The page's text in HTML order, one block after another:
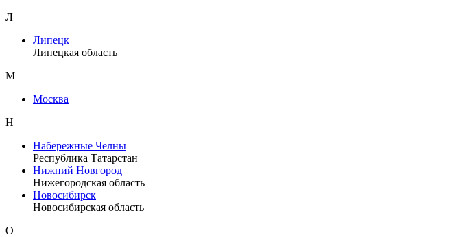
Л
Липецк
Липецкая область
М
Москва
Н
Набережные Челны
Республика Татарстан
Нижний Новгород
Нижегородская область
Новосибирск
Новосибирская область
О